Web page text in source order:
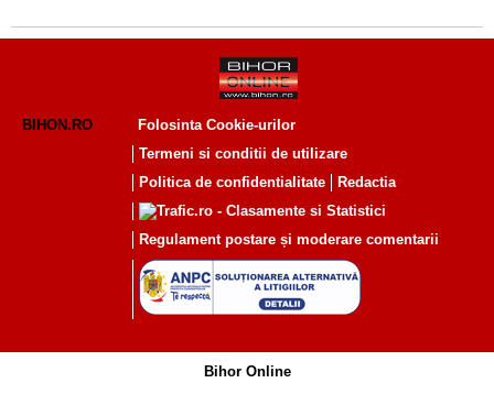
BIHON.RO
Folosinta Cookie-urilor
Termeni si conditii de utilizare
Politica de confidentialitate
Redactia
Regulament postare și moderare comentarii
Bihor Online